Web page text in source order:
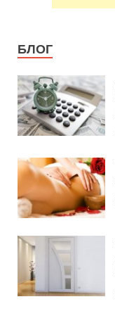
БЛОГ